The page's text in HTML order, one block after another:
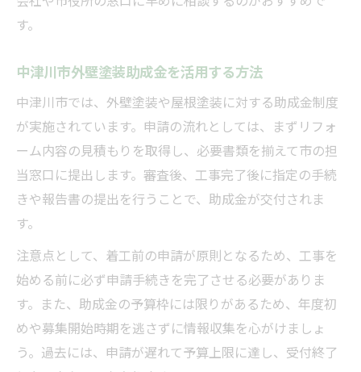
す。
中津川市外壁塗装助成金を活用する方法
中津川市では、外壁塗装や屋根塗装に対する助成金制度
が実施されています。申請の流れとしては、まずリフォ
ーム内容の見積もりを取得し、必要書類を揃えて市の担
当窓口に提出します。審査後、工事完了後に指定の手続
きや報告書の提出を行うことで、助成金が交付されま
す。
注意点として、着工前の申請が原則となるため、工事を
始める前に必ず申請手続きを完了させる必要がありま
す。また、助成金の予算枠には限りがあるため、年度初
めや募集開始時期を逃さずに情報収集を心がけましょ
う。過去には、申請が遅れて予算上限に達し、受付終了